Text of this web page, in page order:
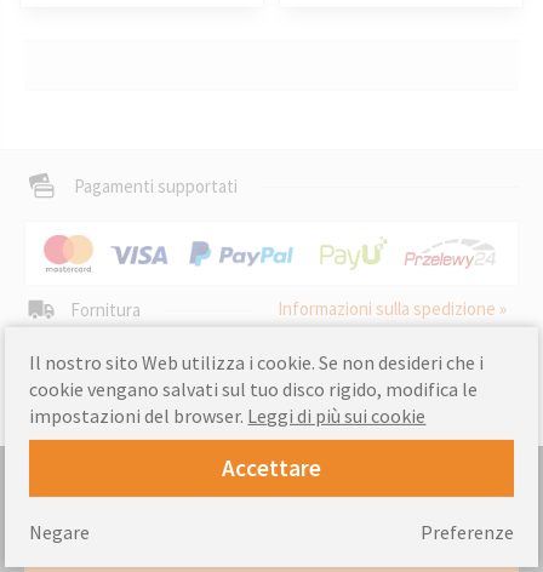
Pagamenti supportati
Fornitura Informazioni sulla spedizione »
Come misurare correttamente la finestra
Il nostro sito Web utilizza i cookie. Se non desideri che i
cookie vengano salvati sul tuo disco rigido, modifica le
impostazioni del browser. Leggi di più sui cookie
Accettare
Preferenze
Negare